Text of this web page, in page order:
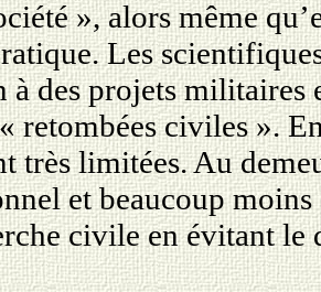
», alors même
Les
des projets militaires
retombées civiles ».
très limitées. Au
et beaucoup
civile en évitant le